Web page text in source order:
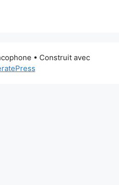
• Construit avec